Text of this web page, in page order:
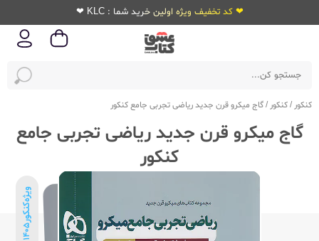
❤ کد تخفیف ویژه اولین خرید شما : KLC ❤
کنکور /کنکور /گاج میکرو قرن جدید ریاضی تجربی جامع کنکور
گاج میکرو قرن جدید ریاضی تجربی جامع
کنکور
ویژه‌کنکور
1405